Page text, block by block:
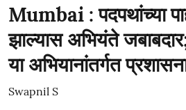
Mumbai : पदपथांच्या
झाल्यास अभियंते
या अभियानांतर्गत
Swapnil S